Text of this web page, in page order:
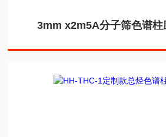
3mm x2m5A分子筛色谱柱